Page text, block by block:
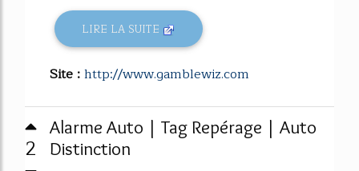
LIRE LA SUITE
Site :http://www.gamblewiz.com
2
Alarme Auto | Tag Repérage | Auto
Distinction